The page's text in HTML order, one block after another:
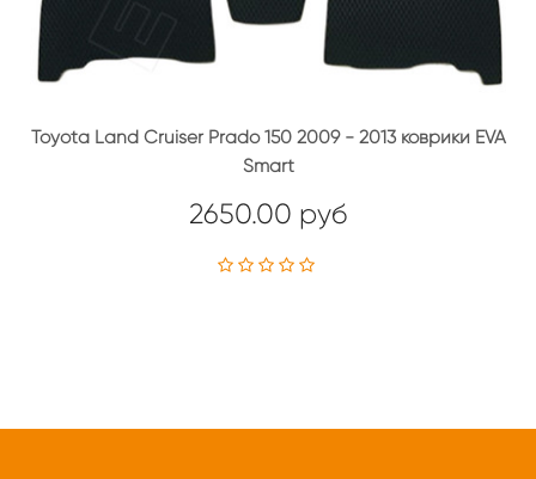
Toyota Land Cruiser Prado 150 2009 - 2013 коврики EVA
Smart
2650.00 руб